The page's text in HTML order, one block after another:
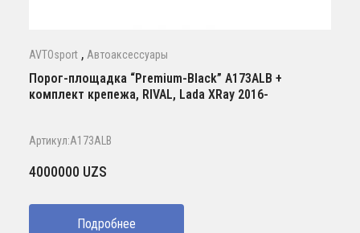
AVTOsport , Автоаксессуары
Порог-площадка “Premium-Black” A173ALB +
комплект крепежа, RIVAL, Lada XRay 2016-
Артикул:A173ALB
4000000 UZS
Подробнее